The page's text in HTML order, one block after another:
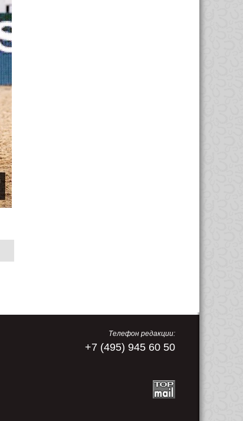
Телефон редакции:
+7 (495) 945 60 50